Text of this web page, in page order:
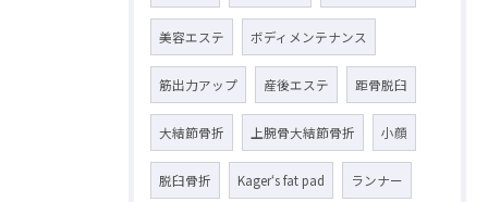
美容エステ ボディメンテナンス
筋出力アップ 産後エステ 距骨脱臼
大結節骨折 上腕骨大結節骨折 小顔
脱臼骨折 Kager‘s fat pad ランナー